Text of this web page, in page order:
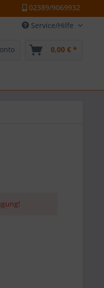
02389/9069932
Service/Hilfe
0,00 € *